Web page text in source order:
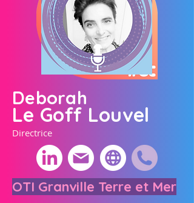
Deborah
Le Goff Louvel
Directrice
OTI Granville Terre et Mer